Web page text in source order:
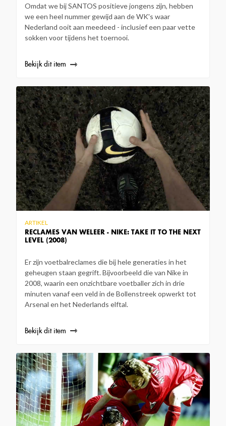
Omdat we bij SANTOS positieve jongens zijn, hebben
we een heel nummer gewijd aan de WK's waar
Nederland ooit aan meedeed - inclusief een paar vette
sokken voor tijdens het toernooi.
Bekijk dit item
RECLAMES VAN WELEER - NIKE: TAKE IT TO THE NEXT
LEVEL (2008)
ARTIKEL
Er zijn voetbalreclames die bij hele generaties in het
geheugen staan gegrift. Bijvoorbeeld die van Nike in
2008, waarin een onzichtbare voetballer zich in drie
minuten vanaf een veld in de Bollenstreek opwerkt tot
Arsenal en het Nederlands elftal.
Bekijk dit item